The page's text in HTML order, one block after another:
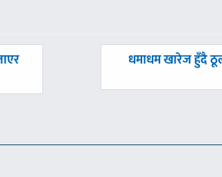
अघिल्लाे
धमाधम खारेज हुँदै